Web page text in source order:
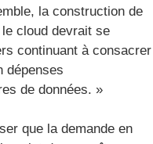
la construction de
cloud devrait se
continuant à consacrer
dépenses
de données. »
que la demande en